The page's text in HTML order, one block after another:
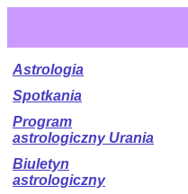
Astrologia
Spotkania
Program
astrologiczny Urania
Biuletyn
astrologiczny